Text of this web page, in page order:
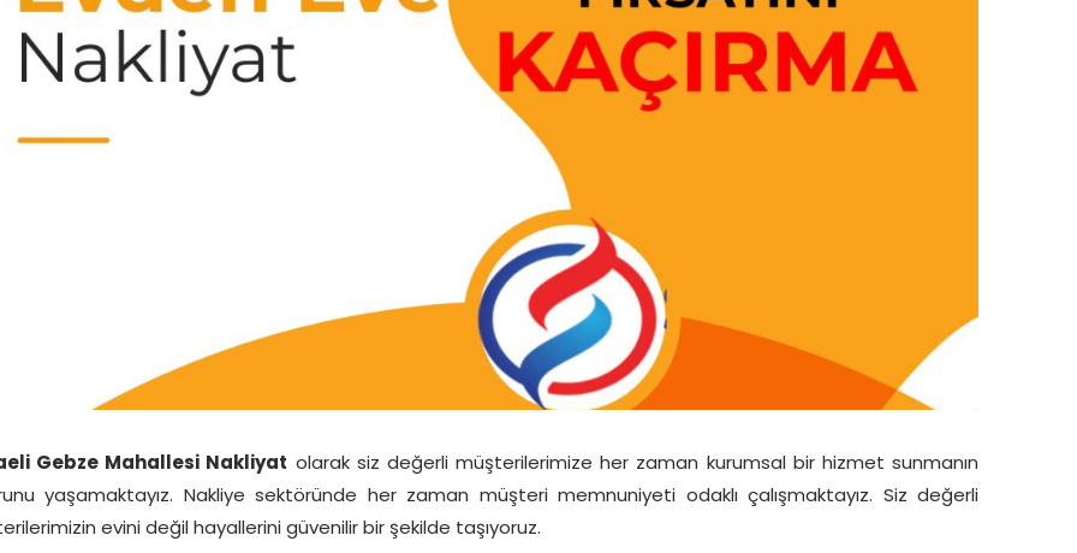
Gebze Mahallesi Nakliyat olarak siz değerli müşterilerimize her zaman kurumsal bir hizmet sunmanın
yaşamaktayız. Nakliye sektöründe her zaman müşteri memnuniyeti odaklı çalışmaktayız. Siz değerli
evini değil hayallerini güvenilir bir şekilde taşıyoruz.
Eşya Taşımacılığıı Ofis Taşıma